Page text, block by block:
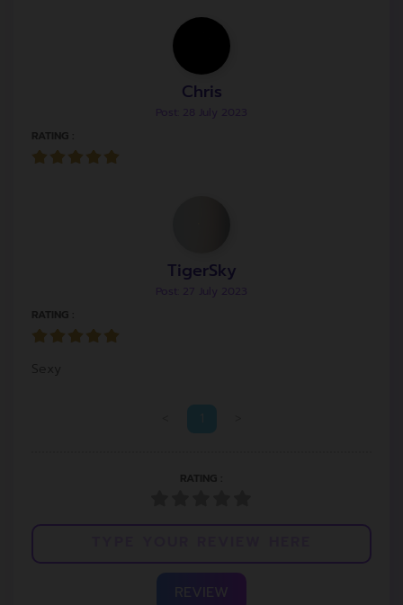
Chris
RATING :
TigerSky
RATING :
Sexy
RATING :
REVIEW